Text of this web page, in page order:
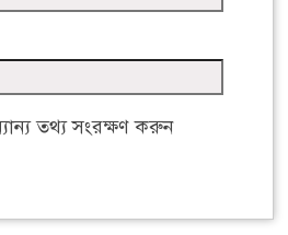
তথ্য সংরক্ষণ করুন